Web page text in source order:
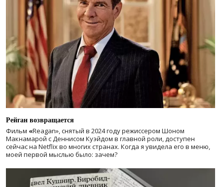
Рейган возвращается
Фильм «Reagan», снятый в 2024 годурежиссером Шоном
Макнамарой с Деннисом Куэйдом в главной роли, доступен
сейчас на Netflix во многих странах. Когда я увидела его в меню,
моей первой мыслью было: зачем?